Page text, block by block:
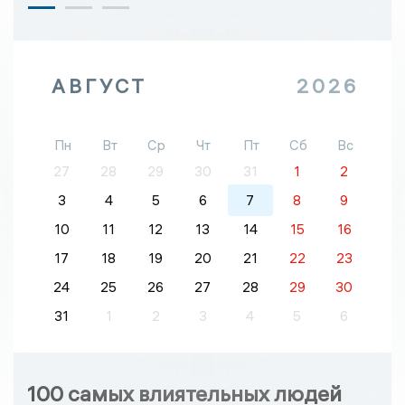
АВГУСТ 2026
Пн Вт Ср Чт Пт Сб
Вс
27
28 29 30 31 1
2
3
4 5 6 7 8
9
10
11 12 13 14 15
16
17
18 19 20 21 22
23
24
25 26 27 28 29
30
31
1 2 3 4 5 6
100 самых влиятельных людей